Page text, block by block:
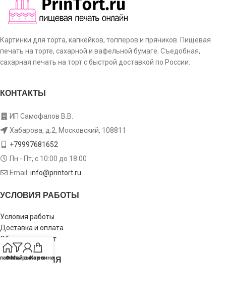
Картинки для торта, капкейков, топперов и пряников. Пищевая
печать на торте, сахарной и вафельной бумаге. Съедобная,
сахарная печать на торт с быстрой доставкой по России.
КОНТАКТЫ
ИП Самофалов В.В.
Хабарова, д.2, Московский, 108811
+79997681652
Пн - Пт, с 10:00 до 18:00
Email: info@printort.ru
УСЛОВИЯ РАБОТЫ
Условия работы
Доставка и оплата
Обмен и возврат
ИНФОРМАЦИЯ
Фильтры
Мой аккаунт
Корзина